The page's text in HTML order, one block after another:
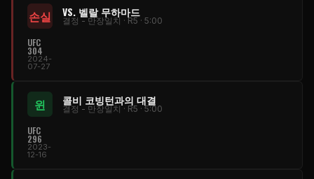
손실 VS. 벨랄 무하마드
결정 - 만장일치 · R5 · 5:00
UFC
304
2024-
07-27
윈 콜비 코빙턴과의 대결
결정 - 만장일치 · R5 · 5:00
UFC
296
2023-
12-16